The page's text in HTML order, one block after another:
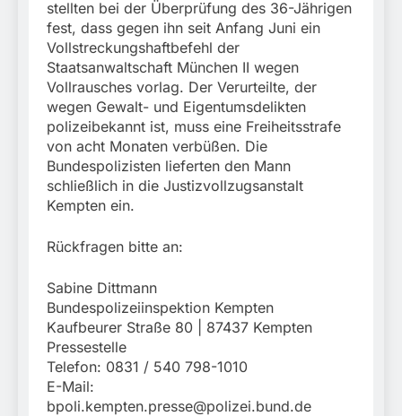
stellten bei der Überprüfung des 36-Jährigen
fest, dass gegen ihn seit Anfang Juni ein
Vollstreckungshaftbefehl der
Staatsanwaltschaft München II wegen
Vollrausches vorlag. Der Verurteilte, der
wegen Gewalt- und Eigentumsdelikten
polizeibekannt ist, muss eine Freiheitsstrafe
von acht Monaten verbüßen. Die
Bundespolizisten lieferten den Mann
schließlich in die Justizvollzugsanstalt
Kempten ein.
Rückfragen bitte an:
Sabine Dittmann
Bundespolizeiinspektion Kempten
Kaufbeurer Straße 80 | 87437 Kempten
Pressestelle
Telefon: 0831 / 540 798-1010
E-Mail:
bpoli.kempten.presse@polizei.bund.de